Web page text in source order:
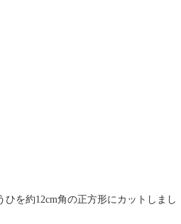
を約12cm角の正方形にカットしまし